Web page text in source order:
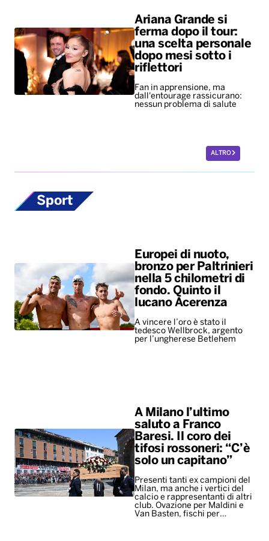
Ariana Grande si
ferma dopo il tour:
una scelta personale
dopo mesi sotto i
riflettori
Fan in apprensione, ma
dall'entourage rassicurano:
nessun problema di salute
ALTRO
Sport
Europei di nuoto,
bronzo per Paltrinieri
nella 5 chilometri di
fondo. Quinto il
lucano Acerenza
A vincere l’oro è stato il
tedesco Wellbrock, argento
per l’ungherese Betlehem
A Milano l’ultimo
saluto a Franco
Baresi. Il coro dei
tifosi rossoneri: “C’è
solo un capitano”
Presenti tanti ex campioni del
Milan, ma anche i vertici del
calcio e rappresentanti di altri
club. Ovazione per Maldini e
Van Basten, fischi per…